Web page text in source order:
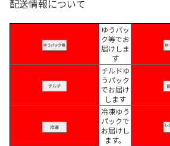
配送情報について
ゆうパッ
ク等でお
届けしま
す
チルドゆ
うパック
でお届け
します
冷凍ゆう
パックで
お届けし
ます。